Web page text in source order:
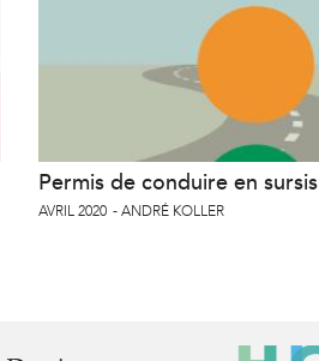
Permis de conduire en sursis
AVRIL 2020 ANDRÉ KOLLER